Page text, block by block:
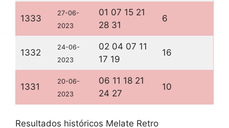
1333
27-06-
2023
01 07 15 21
28 31
6
1332
24-06-
2023
02 04 07 11
17 19
16
1331
20-06-
2023
06 11 18 21
24 27
10
Resultados históricos Melate Retro